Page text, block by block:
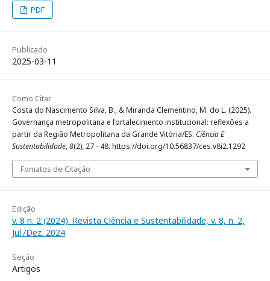
PDF
Publicado
2025-03-11
Como Citar
Costa do Nascimento Silva, B., & Miranda Clementino, M. do L. (2025).
Governança metropolitana e fortalecimento institucional: reflexões a
partir da Região Metropolitana da Grande Vitória/ES. Ciência E
Sustentabilidade,8(2), 27 - 48. https://doi.org/10.56837/ces.v8i2.1292
Fomatos de Citação
Edição
v. 8 n. 2 (2024): Revista Ciência e Sustentabilidade, v. 8, n. 2,
Jul./Dez. 2024
Seção
Artigos